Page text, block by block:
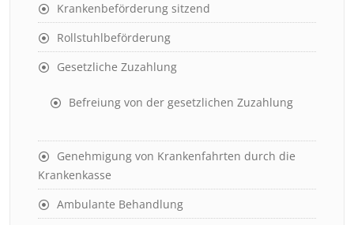
Krankenbeförderung sitzend
Rollstuhlbeförderung
Gesetzliche Zuzahlung
Befreiung von der gesetzlichen Zuzahlung
Genehmigung von Krankenfahrten durch die
Krankenkasse
Ambulante Behandlung